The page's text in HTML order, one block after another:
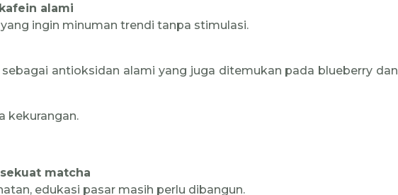
alami
ingin minuman trendi tanpa stimulasi.
antioksidan alami yang juga ditemukan pada blueberry dan
kekurangan.
matcha
edukasi pasar masih perlu dibangun.